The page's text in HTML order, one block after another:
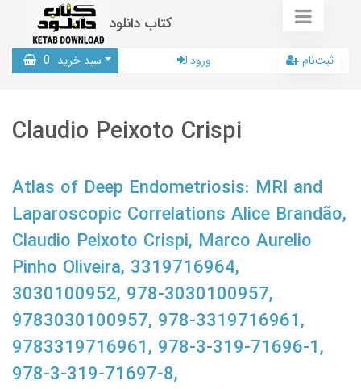
کتاب دانلود
سبد خرید 0 ورود ثبت‌نام
Claudio Peixoto Crispi
Atlas of Deep Endometriosis: MRI and
Laparoscopic Correlations Alice Brandão,
Claudio Peixoto Crispi, Marco Aurelio
Pinho Oliveira, 3319716964,
3030100952, 978-3030100957,
9783030100957, 978-3319716961,
9783319716961, 978-3-319-71696-1,
978-3-319-71697-8,